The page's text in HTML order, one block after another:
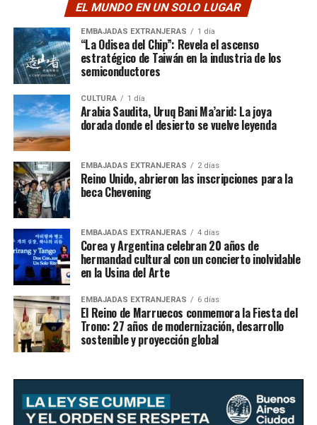
EL MUNDO EN UN SOLO LUGAR
EMBAJADAS EXTRANJERAS 1 día
“La Odisea del Chip”: Revela el ascenso
estratégico de Taiwán en la industria de los
semiconductores
CULTURA 1 día
Arabia Saudita, Uruq Bani Ma’arid: La joya
dorada donde el desierto se vuelve leyenda
EMBAJADAS EXTRANJERAS 2 días
Reino Unido, abrieron las inscripciones para la
beca Chevening
EMBAJADAS EXTRANJERAS 4 días
Corea y Argentina celebran 20 años de
hermandad cultural con un concierto inolvidable
en la Usina del Arte
EMBAJADAS EXTRANJERAS 6 días
El Reino de Marruecos conmemora la Fiesta del
Trono: 27 años de modernización, desarrollo
sostenible y proyección global